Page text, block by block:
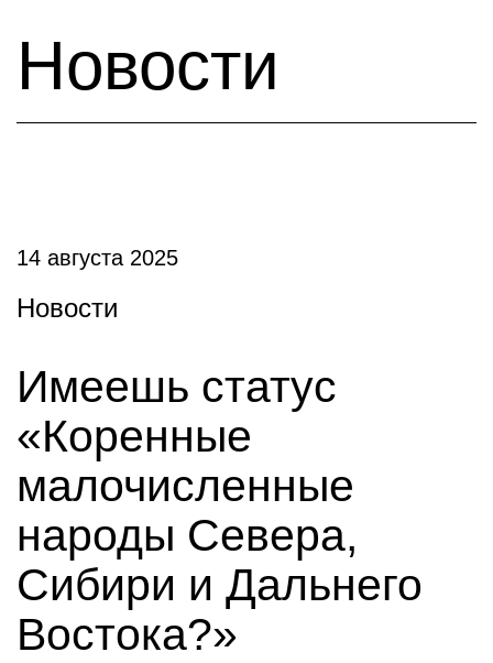
Новости
14 августа 2025
Новости
Имеешь статус
«Коренные
малочисленные
народы Севера,
Сибири и Дальнего
Востока?»